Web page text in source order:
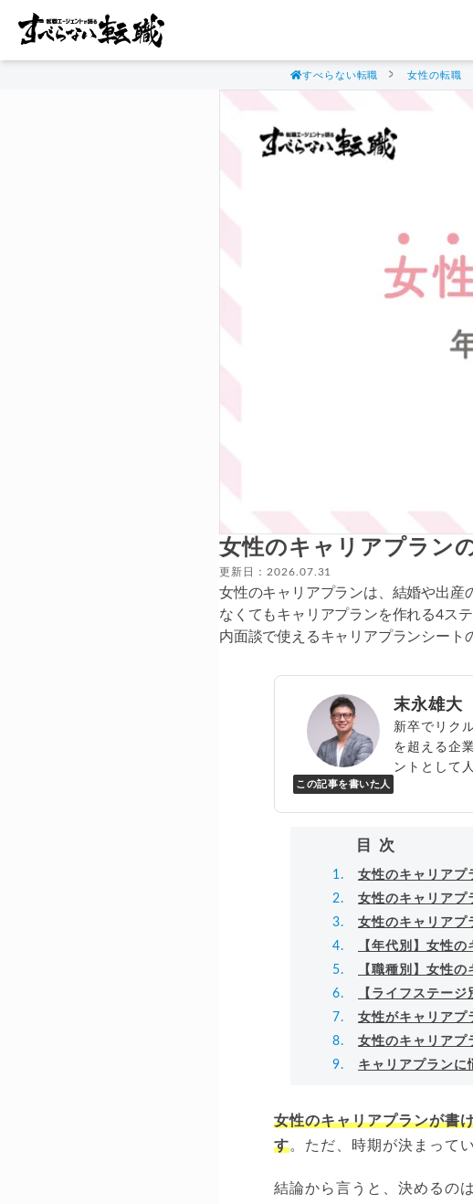
すべらない転職 女性の転職
女性のキャリアプラン
更新日：2026.07.31
女性のキャリアプランは、結婚や出産
なくてもキャリアプランを作れる4ス
内面談で使えるキャリアプランシート
この記事を書いた人
末永雄大
新卒でリク
を超える企
ントとして
目次
女性のキャリアプ
女性のキャリアプ
女性のキャリアプ
【年代別】女性
【職種別】女性
【ライフステー
女性がキャリアプ
女性のキャリアプ
キャリアプランに
女性のキャリアプランが書
す。ただ、時期が決まって
結論から言うと、決めるの